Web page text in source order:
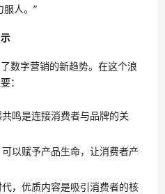
服人。”
数字营销的新趋势。在这个浪
：
鸣是连接消费者与品牌的关
以赋予产品生命，让消费者产
，优质内容是吸引消费者的核